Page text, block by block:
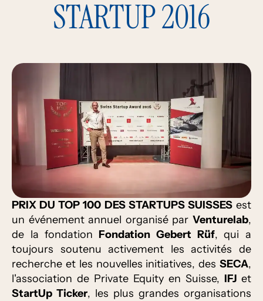
STARTUP 2016
PRIX DU TOP 100 DES STARTUPS SUISSESest
un événement annuel organisé par Venturelab,
de la fondation Fondation Gebert Rüf, qui a
toujours soutenu activement les activités de
recherche et les nouvelles initiatives, des SECA,
l'association de Private Equity en Suisse, IFJ et
StartUp Ticker, les plus grandes organisations